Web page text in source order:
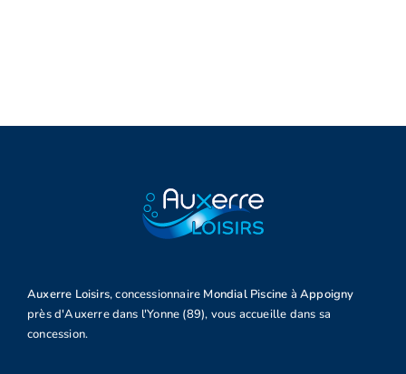
Auxerre Loisirs, concessionnaire Mondial Piscine à Appoigny
près d'Auxerre dans l'Yonne (89), vous accueille dans sa
concession.